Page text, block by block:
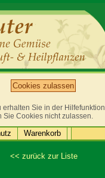
Cookies zulassen
Sie in der Hilfefunktion
Sie Cookies nicht zulassen.
Warenkorb
<< zurück zur Liste